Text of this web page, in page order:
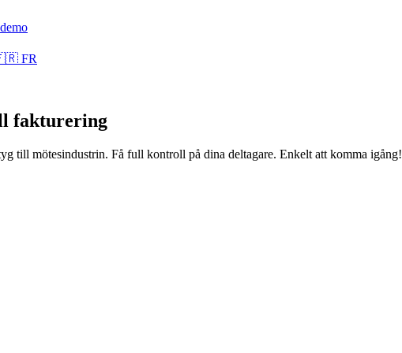
FR
fakturering
till mötesindustrin. Få full kontroll på dina deltagare. Enkelt att komma igång!